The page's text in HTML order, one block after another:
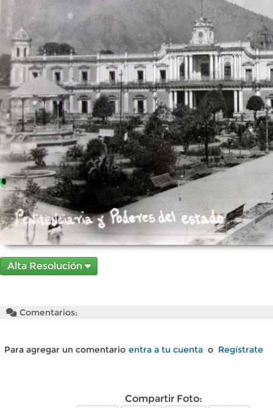
Alta Resolución
Comentarios:
Para agregar un comentario entra a tu cuenta o Regístrate
Compartir Foto: